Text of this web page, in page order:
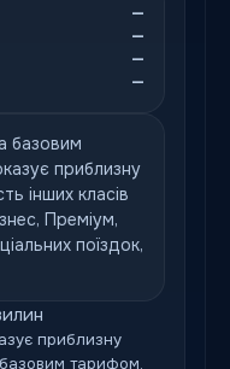
—
—
—
—
базовим
приблизну
інших класів
Преміум,
поїздок,
приблизну
базовим тарифом.